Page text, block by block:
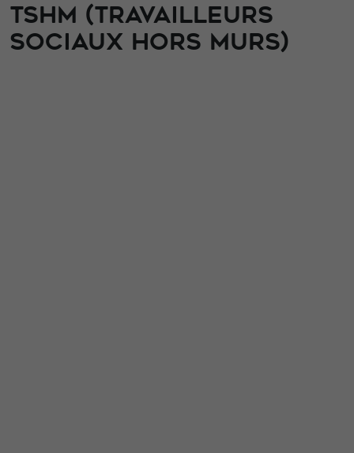
TSHM (TRAVAILLEURS
SOCIAUX HORS MURS)